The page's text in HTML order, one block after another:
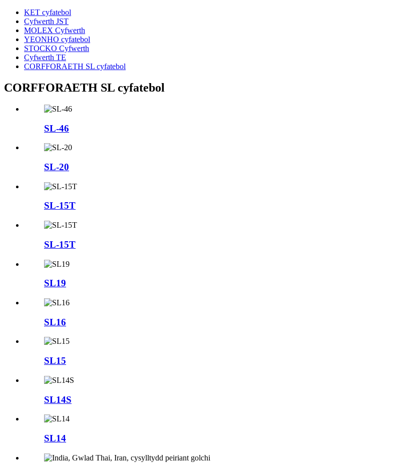
KET cyfatebol
Cyfwerth JST
MOLEX Cyfwerth
YEONHO cyfatebol
STOCKO Cyfwerth
Cyfwerth TE
CORFFORAETH SL cyfatebol
CORFFORAETH SL cyfatebol
SL-46
SL-20
SL-15T
SL-15T
SL19
SL16
SL15
SL14S
SL14